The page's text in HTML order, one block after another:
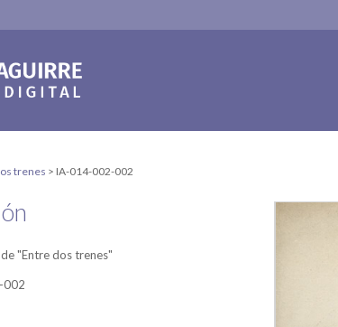
trenes > IA-014-002-002
"Entre dos trenes"
002